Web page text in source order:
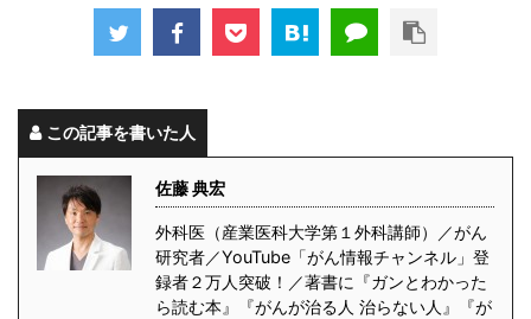
この記事を書いた人
佐藤 典宏
外科医（産業医科大学第１外科講師）／がん
研究者／YouTube「がん情報チャンネル」登
録者２万人突破！／著書に『ガンとわかった
ら読む本』『がんが治る人 治らない人』『が